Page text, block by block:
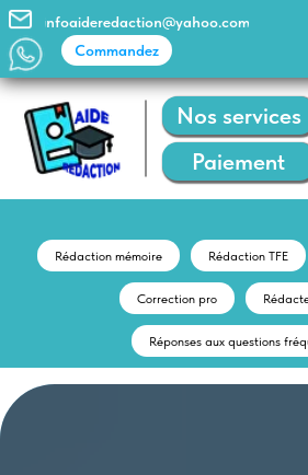
Nos services
Nos
Paiement
Avis de
Commandez
infoaideredaction@yahoo.com
Rédaction mémoire Rédaction TFE
Correction pro
Réponses aux questions